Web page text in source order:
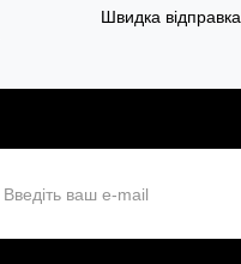
Швидка відправка